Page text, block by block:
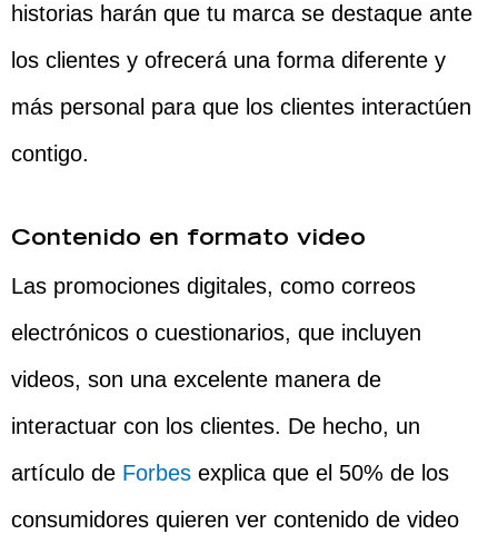
historias harán que tu marca se destaque ante
los clientes y ofrecerá una forma diferente y
más personal para que los clientes interactúen
contigo.
Contenido en formato video
Las promociones digitales, como correos
electrónicos o cuestionarios, que incluyen
videos, son una excelente manera de
interactuar con los clientes. De hecho, un
artículo de Forbes explica que el 50% de los
consumidores quieren ver contenido de video